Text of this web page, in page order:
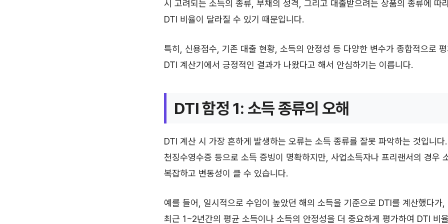
시 고려되는 소득의 종류, 부채의 성격, 그리고 대출받으려는 상품의 종류에 따
DTI 비율이 달라질 수 있기 때문입니다.
특히, 신용점수, 기존 대출 현황, 소득의 안정성 등 다양한 변수가 종합적으로
DTI 계산기에서 긍정적인 결과가 나왔다고 해서 안심하기는 이릅니다.
DTI 함정 1: 소득 종류의 오해
DTI 계산 시 가장 흔하게 발생하는 오류는 소득 종류를 잘못 파악하는 것입니다
천징수영수증 등으로 소득 증빙이 명확하지만, 사업소득자나 프리랜서의 경우
복잡하고 변동성이 클 수 있습니다.
예를 들어, 일시적으로 수입이 높았던 해의 소득을 기준으로 DTI를 계산했다가
최근 1~2년간의 평균 소득이나 소득의 안정성을 더 중요하게 평가하여 DTI 비